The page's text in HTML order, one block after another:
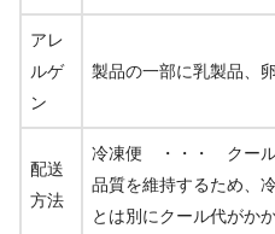
アレ
ルゲ
ン
製品の一部に乳製品、
配送
方法
冷凍便 ・・・ クール
品質を維持するため、
とは別にクール代がか